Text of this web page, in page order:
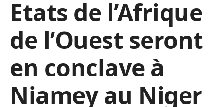
Etats de l’Afrique
de l’Ouest seront
en conclave à
Niamey au Niger